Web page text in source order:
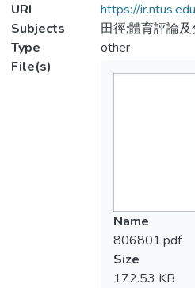
URI
https://
Subjects
田徑;體育評論
Type
other
File(s)
Name
806801.pdf
Size
172.53 KB